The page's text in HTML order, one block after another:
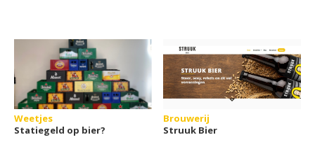
Weetjes
Statiegeld op bier?
Brouwerij
Struuk Bier